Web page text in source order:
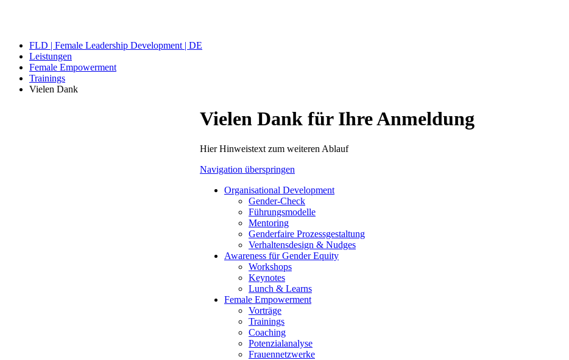
FLD | Female Leadership Development | DE
Leistungen
Female Empowerment
Trainings
Vielen Dank
Vielen Dank für Ihre Anmeldung
Hier Hinweistext zum weiteren Ablauf
Navigation überspringen
Organisational Development
Gender-Check
Führungsmodelle
Mentoring
Genderfaire Prozessgestaltung
Verhaltensdesign & Nudges
Awareness für Gender Equity
Workshops
Keynotes
Lunch & Learns
Female Empowerment
Vorträge
Trainings
Coaching
Potenzialanalyse
Frauennetzwerke